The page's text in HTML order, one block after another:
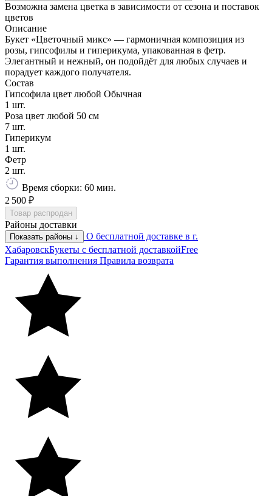
Возможна замена цветка в зависимости от сезона и поставок
цветов
Описание
Букет «Цветочный микс» — гармоничная композиция из
розы, гипсофилы и гиперикума, упакованная в фетр.
Элегантный и нежный, он подойдёт для любых случаев и
порадует каждого получателя.
Состав
Гипсофила цвет любой Обычная
1 шт.
Роза цвет любой 50 см
7 шт.
Гиперикум
1 шт.
Фетр
2 шт.
Время сборки: 60 мин.
2 500 ₽
Товар распродан
Районы доставки
Показать районы ↓
О бесплатной доставке в г.
ХабаровскБукеты с бесплатной доставкойFree
Гарантия выполнения Правила возврата